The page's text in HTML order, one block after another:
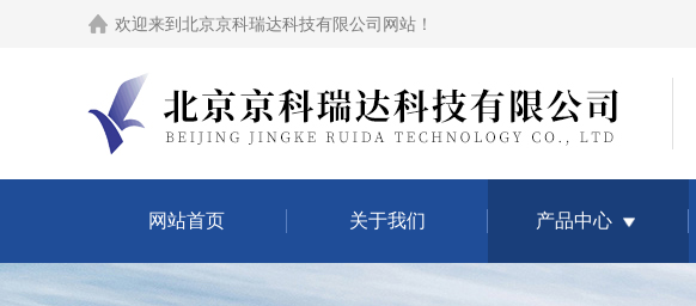
欢迎来到 北京京科瑞达科技有限公司网站 ！
网站首页 关于我们 产品中心